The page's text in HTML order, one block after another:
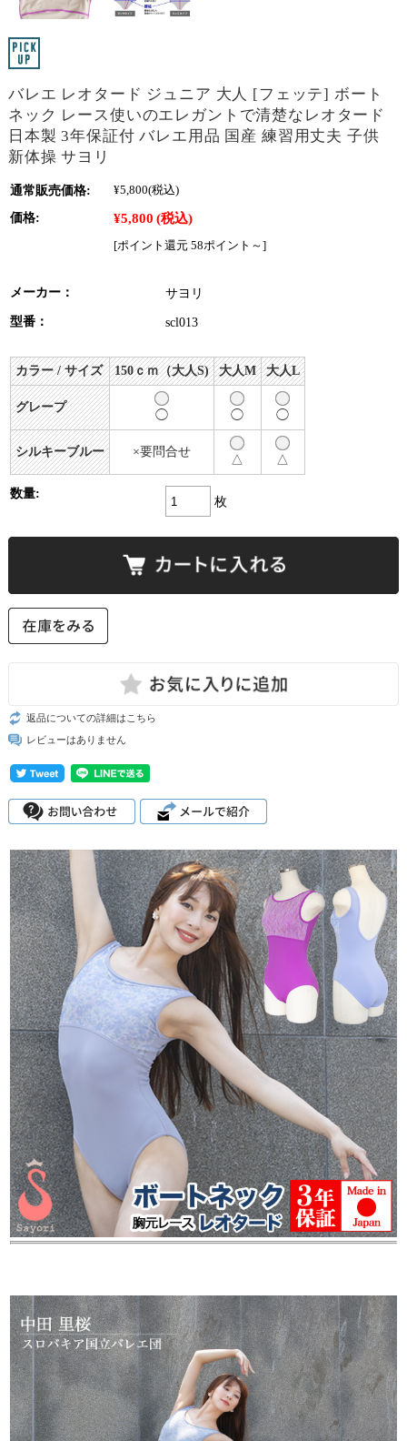
バレエ レオタード ジュニア 大人 [フェッテ] ボート
ネック レース使いのエレガントで清楚なレオタード
日本製 3年保証付 バレエ用品 国産 練習用丈夫 子供
新体操 サヨリ
通常販売価格: ¥5,800(税込)
価格: ¥5,800 (税込)
[ポイント還元 58ポイント～]
メーカー： サヨリ
型番： scl013
カラー / サイズ 150ｃｍ（大人S) 大人M 大人L
グレープ
◯ ◯ ◯
シルキーブルー ×要問合せ
△ △
数量:
枚
返品についての詳細はこちら
レビューはありません